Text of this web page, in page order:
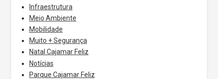
Infraestrutura
Meio Ambiente
Mobilidade
Muito + Segurança
Natal Cajamar Feliz
Notícias
Parque Cajamar Feliz